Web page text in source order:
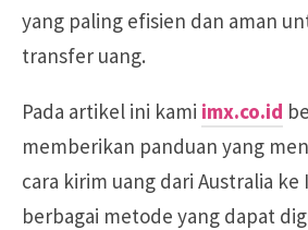
yang paling efisien dan aman
transfer uang.
Pada artikel ini kami imx.co.id
memberikan panduan yang
cara kirim uang dari Australia
berbagai metode yang dapat